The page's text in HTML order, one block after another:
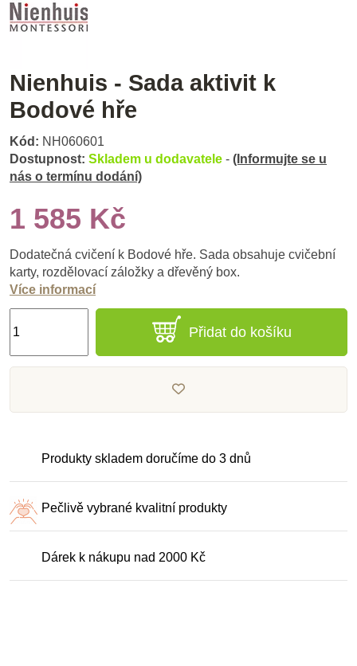
Nienhuis - Sada aktivit k
Bodové hře
Kód: NH060601
Dostupnost: Skladem u dodavatele - (Informujte se u
nás o termínu dodání)
1 585 Kč
Dodatečná cvičení k Bodové hře. Sada obsahuje cvičební
karty, rozdělovací záložky a dřevěný box.
Více informací
Přidat do košíku
Produkty skladem doručíme do 3 dnů
Pečlivě vybrané kvalitní produkty
Dárek k nákupu nad 2000 Kč